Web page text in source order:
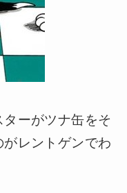
ーがツナ缶をそ
レントゲンでわ